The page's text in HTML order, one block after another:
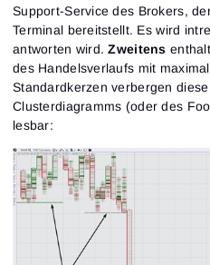
Support-Service des Brokers,
Terminal bereitstellt. Es wird
antworten wird.Zweitens
des Handelsverlaufs mit
Standardkerzen verbergen
Clusterdiagramms (oder des
lesbar: